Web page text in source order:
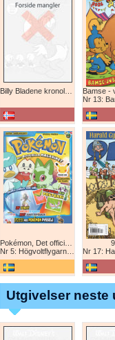
Nr 13: Bamse-
Nr 5: Högvoltflygarna mot Svart Rayquaza!
Nr 17: Harald
Utgivelser neste